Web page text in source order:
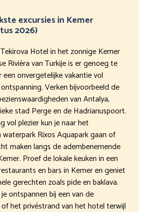
excursies in Kemer
2026)
Hotel in het zonnige Kemer
Rivièra van Turkije is er genoeg te
een onvergetelijke vakantie vol
Verken bijvoorbeeld de
van Antalya,
stad Perge en de Hadrianuspoort.
vol plezier kun je naar het
waterpark Rixos Aquapark gaan of
maken langs de adembenemende
Proef de lokale keuken in een
en bars in Kemer en geniet
gerechten zoals pide en baklava.
ontspannen bij een van de
het privéstrand van het hotel terwijl